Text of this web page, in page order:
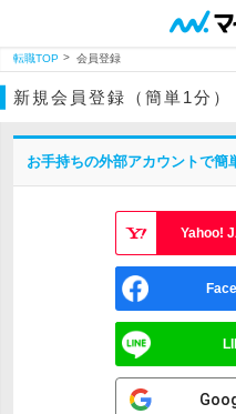
転職TOP 会員登録
新規会員登録（簡単1分）
お手持ちの外部アカウントで簡
Yahoo!